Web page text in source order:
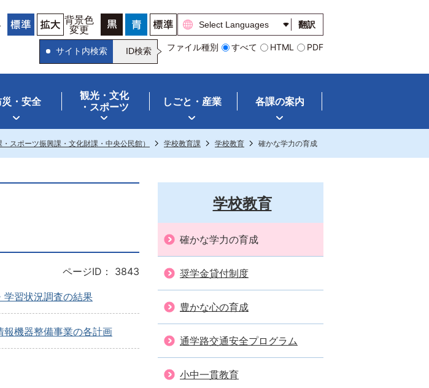
背景色
変更
翻訳
サイト内検索 ID検索 ファイル種別 すべて HTML PDF
災・安全
観光・文化
・スポーツ
しごと・産業 各課の案内
スポーツ振興課・文化財課・中央公民館） 学校教育課 学校教育 確かな学力の育成
ページID： 3843
学習状況調査の結果
報機器整備事業の各計画
学校教育
確かな学力の育成
奨学金貸付制度
豊かな心の育成
通学路交通安全プログラム
小中一貫教育